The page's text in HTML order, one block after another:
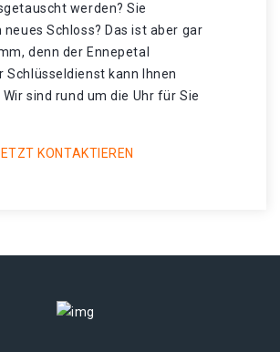
werden? Sie
neues Schloss? Das ist aber gar
denn der Ennepetal
Schlüsseldienst kann Ihnen
sind rund um die Uhr für Sie
KONTAKTIEREN